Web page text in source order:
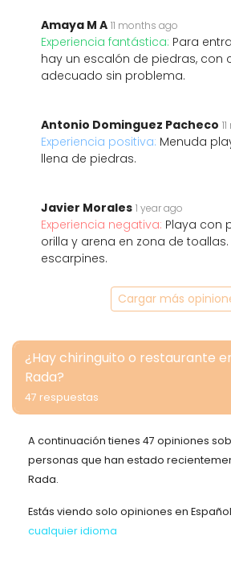
Amaya M A 11 months ago
Experiencia fantástica: Para
hay un escalón de piedras, con
adecuado sin problema.
Antonio Dominguez Pacheco
Experiencia positiva: Menuda
llena de piedras.
Javier Morales 1 year ago
Experiencia negativa: Playa con
orilla y arena en zona de
escarpines.
Cargar más
¿Hay chiringuito o restaurante
Rada?
47 respuestas
A continuación tienes 47 opiniones
personas que han estado
Rada.
Estás viendo solo opiniones en
cualquier idioma